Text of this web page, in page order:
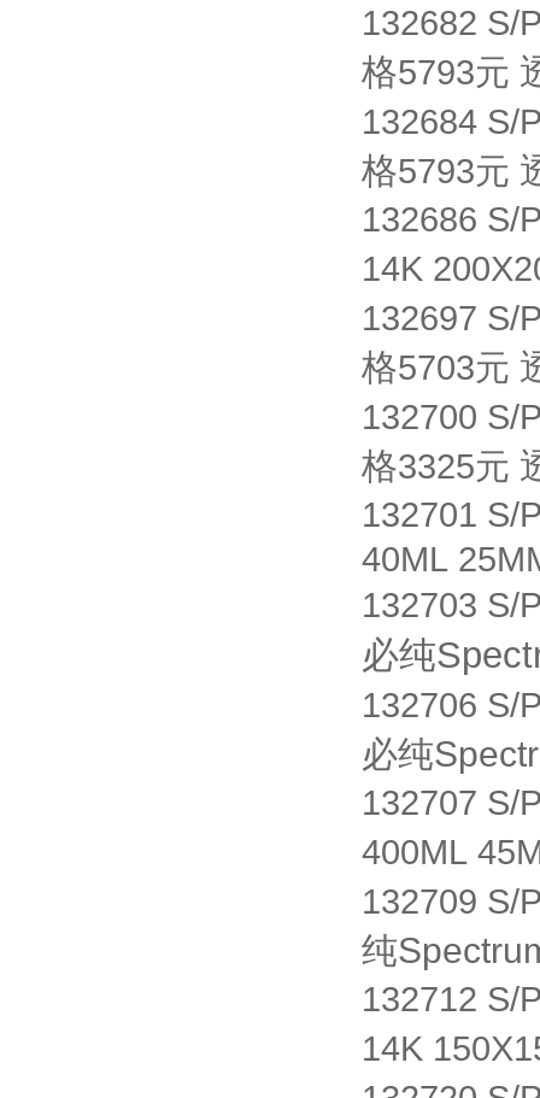
132682 S/
格5793元
132684 S/
格5793元
132686 S/
14K
132697 S/
格5703元
132700 S/
格3325元
132701 S/
40ML
132703 S/
必纯
132706 S/
必纯
132707 S/
400ML
132709 S/
纯
132712 S/
14K